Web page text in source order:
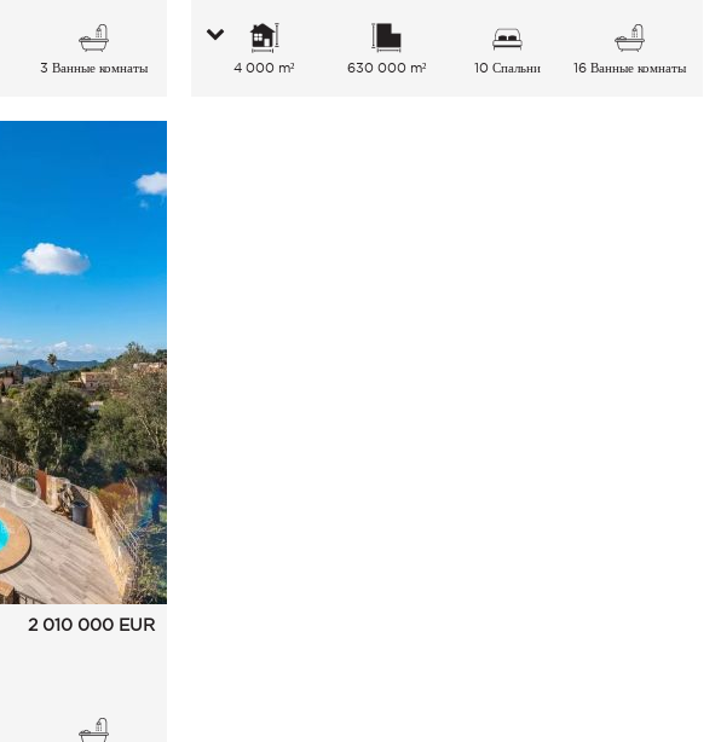
3 Ванные комнаты 4 000 m² 630 000 m² 10 Спальни 16 Ванные комнаты
2 010 000 EUR